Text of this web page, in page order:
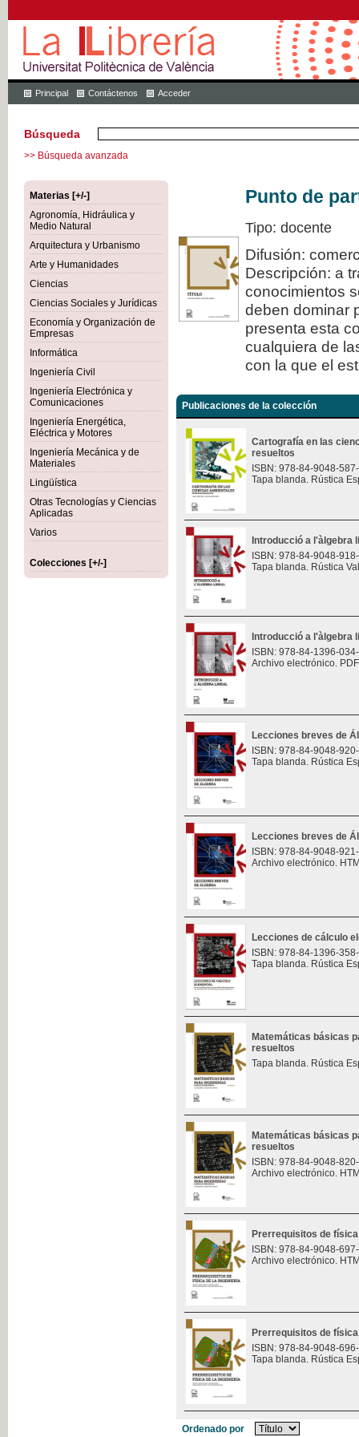
Principal Contáctenos Acceder
Búsqueda
>> Búsqueda avanzada
Materias [+/-]
Agronomía, Hidráulica y
Medio Natural
Arquitectura y Urbanismo
Arte y Humanidades
Ciencias
Ciencias Sociales y Jurídicas
Economía y Organización de
Empresas
Informática
Ingeniería Civil
Ingeniería Electrónica y
Comunicaciones
Ingeniería Energética,
Eléctrica y Motores
Ingeniería Mecánica y de
Materiales
Lingüística
Otras Tecnologías y Ciencias
Aplicadas
Varios
Colecciones [+/-]
Punto de
Tipo: docente
Difusión:
Descripción: a
conocimientos
deben dominar
presenta esta
cualquiera de
con la que el
Publicaciones de la colección
Cartografía en las
resueltos
ISBN: 978-84-9048-
Tapa blanda. Rústica
Introducció a l'àlgebra
ISBN: 978-84-9048-
Tapa blanda. Rústica
Introducció a l'àlgebra
ISBN: 978-84-1396-
Archivo electrónico.
Lecciones breves de
ISBN: 978-84-9048-
Tapa blanda. Rústica
Lecciones breves de
ISBN: 978-84-9048-
Archivo electrónico.
Lecciones de cálculo
ISBN: 978-84-1396-
Tapa blanda. Rústica
Matemáticas básicas
resueltos
Tapa blanda. Rústica
Matemáticas básicas
resueltos
ISBN: 978-84-9048-
Archivo electrónico.
Prerrequisitos de
ISBN: 978-84-9048-
Archivo electrónico.
Prerrequisitos de
ISBN: 978-84-9048-
Tapa blanda. Rústica
Ordenado por